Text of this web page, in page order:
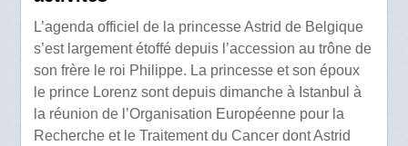
L’agenda officiel de la princesse Astrid de Belgique
s’est largement étoffé depuis l’accession au trône de
son frère le roi Philippe. La princesse et son époux
le prince Lorenz sont depuis dimanche à Istanbul à
la réunion de l’Organisation Européenne pour la
Recherche et le Traitement du Cancer dont Astrid